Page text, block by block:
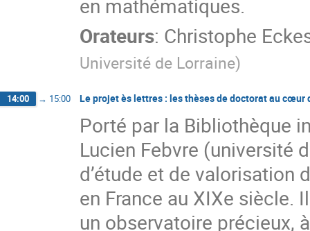
en mathématiques.
Orateurs: Christophe
Université de Lorraine)
14:00 → 15:00 Le projet ès lettres : les thèses de doctorat au
Porté par la Bibliothèque
Lucien Febvre (université
d’étude et de valorisation
en France au XIXe siècle.
un observatoire précieux,